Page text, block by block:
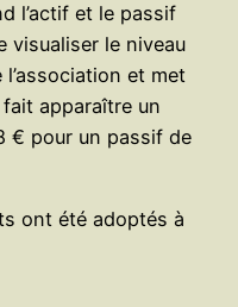
l’actif et le passif
visualiser le niveau
et met
apparaître un
€ pour un passif de
ont été adoptés à